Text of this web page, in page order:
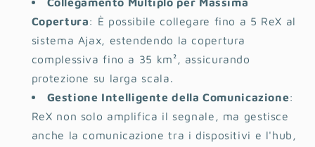
Copertura: È possibile collegare fino a 5 ReX al
sistema Ajax, estendendo la copertura
complessiva fino a 35 km², assicurando
protezione su larga scala.
Gestione Intelligente della Comunicazione:
ReX non solo amplifica il segnale, ma gestisce
anche la comunicazione tra i dispositivi e l'hub,